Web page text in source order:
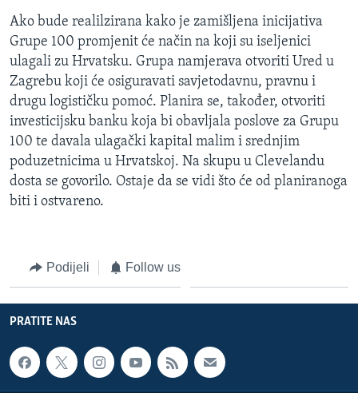
Ako bude realilzirana kako je zamišljena inicijativa
Grupe 100 promjenit će način na koji su iseljenici
ulagali zu Hrvatsku. Grupa namjerava otvoriti Ured u
Zagrebu koji će osiguravati savjetodavnu, pravnu i
drugu logističku pomoć. Planira se, također, otvoriti
investicijsku banku koja bi obavljala poslove za Grupu
100 te davala ulagački kapital malim i srednjim
poduzetnicima u Hrvatskoj. Na skupu u Clevelandu
dosta se govorilo. Ostaje da se vidi što će od planiranoga
biti i ostvareno.
Podijeli Follow us
PRATITE NAS